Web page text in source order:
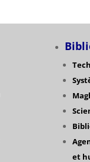
et